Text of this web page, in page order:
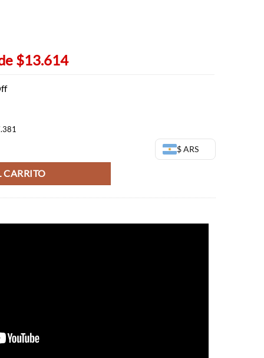
$13.614
$ ARS
CARRITO